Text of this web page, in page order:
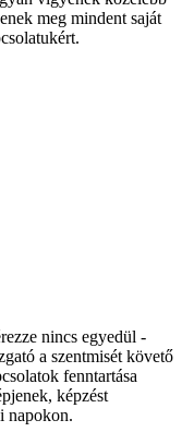
meg mindent saját
nincs egyedül -
a szentmisét követő
fenntartása
képzést
napokon.